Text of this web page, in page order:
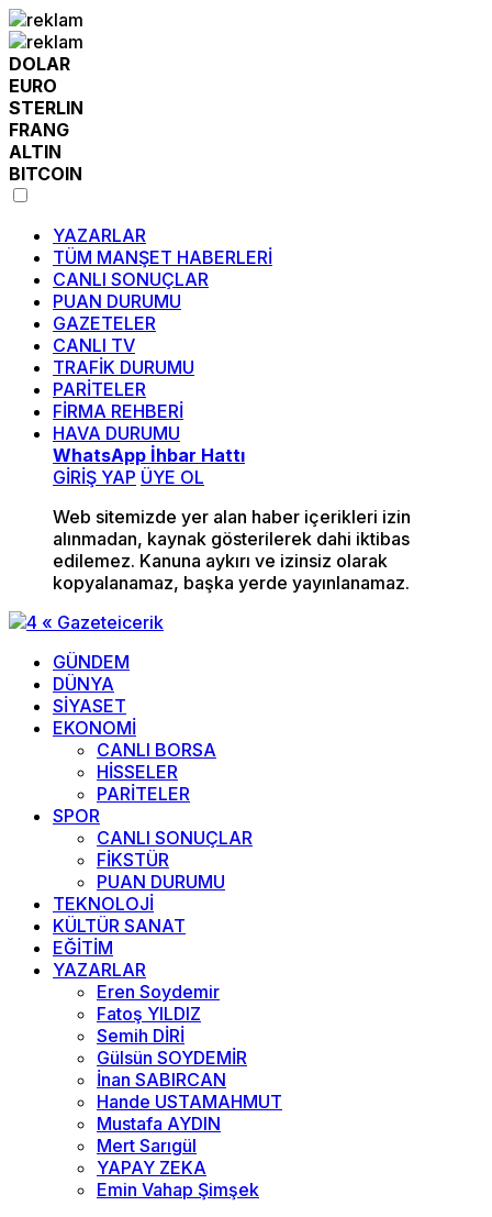
DOLAR
EURO
STERLIN
FRANG
ALTIN
BITCOIN
YAZARLAR
TÜM MANŞET HABERLERİ
CANLI SONUÇLAR
PUAN DURUMU
GAZETELER
CANLI TV
TRAFİK DURUMU
PARİTELER
FİRMA REHBERİ
HAVA DURUMU
WhatsApp İhbar Hattı
GİRİŞ YAP ÜYE OL
Web sitemizde yer alan haber içerikleri izin
alınmadan, kaynak gösterilerek dahi iktibas
edilemez. Kanuna aykırı ve izinsiz olarak
kopyalanamaz, başka yerde yayınlanamaz.
GÜNDEM
DÜNYA
SİYASET
EKONOMİ
CANLI BORSA
HİSSELER
PARİTELER
SPOR
CANLI SONUÇLAR
FİKSTÜR
PUAN DURUMU
TEKNOLOJİ
KÜLTÜR SANAT
EĞİTİM
YAZARLAR
Eren Soydemir
Fatoş YILDIZ
Semih DİRİ
Gülsün SOYDEMİR
İnan SABIRCAN
Hande USTAMAHMUT
Mustafa AYDIN
Mert Sarıgül
YAPAY ZEKA
Emin Vahap Şimşek